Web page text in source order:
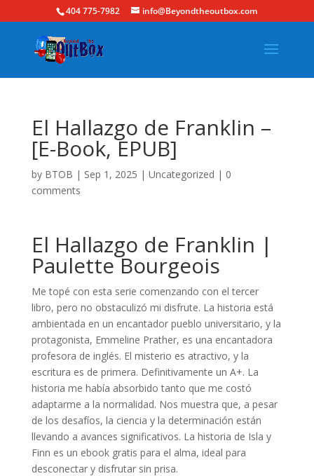
404 775-7982 info@Beyondtheoutbox.com
El Hallazgo de Franklin –
[E-Book, EPUB]
by BTOB | Sep 1, 2025 | Uncategorized | 0
comments
El Hallazgo de Franklin |
Paulette Bourgeois
Me topé con esta serie comenzando con el tercer
libro, pero no obstaculizó mi disfrute. La historia está
ambientada en un encantador pueblo universitario, y la
protagonista, Emmeline Prather, es una encantadora
profesora de inglés. El misterio es atractivo, y la
escritura es de primera. Definitivamente un A+. La
historia me había absorbido tanto que me costó
adaptarme a la normalidad. Nos muestra que, a pesar
de los desafíos, la ciencia y la determinación están
llevando a avances significativos. La historia de Isla y
Finn es un ebook gratis para el alma, ideal para
desconectar y disfrutar sin prisa.